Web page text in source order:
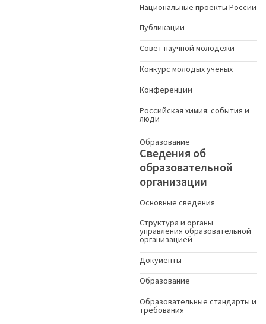
Национальные проекты России
Публикации
Совет научной молодежи
Конкурс молодых ученыx
Конференции
Российская химия: события и
люди
Образование
Сведения об
образовательной
организации
Основные сведения
Структура и органы
управления образовательной
организацией
Документы
Образование
Образовательные стандарты и
требования